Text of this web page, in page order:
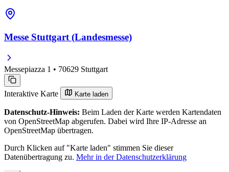
Messe Stuttgart (Landesmesse)
Messepiazza 1 • 70629 Stuttgart
Interaktive Karte Karte laden
Datenschutz-Hinweis: Beim Laden der Karte werden Kartendaten
von OpenStreetMap abgerufen. Dabei wird Ihre IP-Adresse an
OpenStreetMap übertragen.
Durch Klicken auf "Karte laden" stimmen Sie dieser
Datenübertragung zu. Mehr in der Datenschutzerklärung